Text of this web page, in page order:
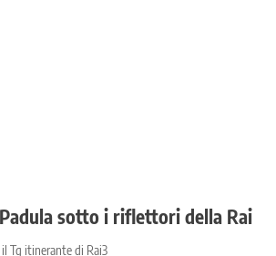
sotto i riflettori della Rai
Tg itinerante di Rai3